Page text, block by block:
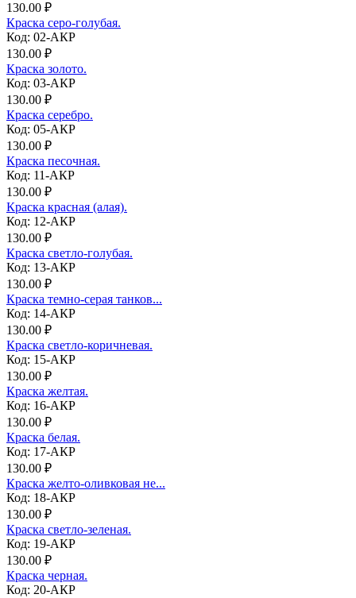
130.00 ₽
Краска серо-голубая.
Код: 02-АКР
130.00 ₽
Краска золото.
Код: 03-АКР
130.00 ₽
Краска серебро.
Код: 05-АКР
130.00 ₽
Краска песочная.
Код: 11-АКР
130.00 ₽
Краска красная (алая).
Код: 12-АКР
130.00 ₽
Краска светло-голубая.
Код: 13-АКР
130.00 ₽
Краска темно-серая танков...
Код: 14-АКР
130.00 ₽
Краска светло-коричневая.
Код: 15-АКР
130.00 ₽
Краска желтая.
Код: 16-АКР
130.00 ₽
Краска белая.
Код: 17-АКР
130.00 ₽
Краска желто-оливковая не...
Код: 18-АКР
130.00 ₽
Краска светло-зеленая.
Код: 19-АКР
130.00 ₽
Краска черная.
Код: 20-АКР